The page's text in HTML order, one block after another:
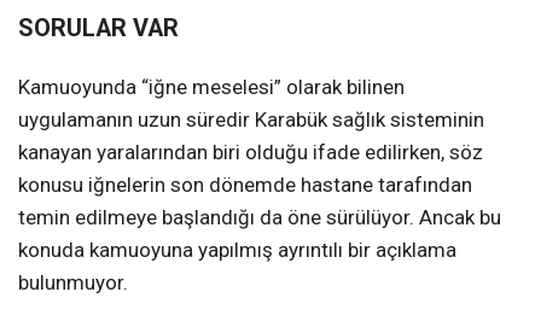
SORULAR VAR
Kamuoyunda “iğne meselesi” olarak bilinen
uygulamanın uzun süredir Karabük sağlık sisteminin
kanayan yaralarından biri olduğu ifade edilirken, söz
konusu iğnelerin son dönemde hastane tarafından
temin edilmeye başlandığı da öne sürülüyor. Ancak bu
konuda kamuoyuna yapılmış ayrıntılı bir açıklama
bulunmuyor.